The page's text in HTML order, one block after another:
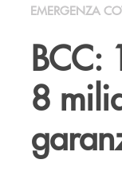
EMERGENZA
BCC:
8